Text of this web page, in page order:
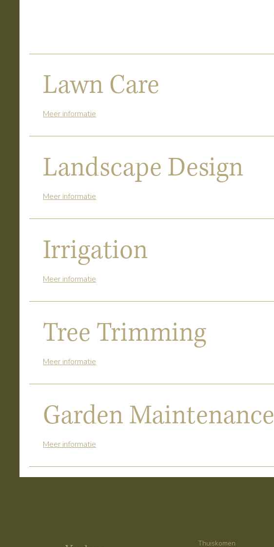
Lawn Care
Meer informatie
Landscape Design
Meer informatie
Irrigation
Meer informatie
Tree Trimming
Meer informatie
Garden Maintenance
Meer informatie
Thuiskomen